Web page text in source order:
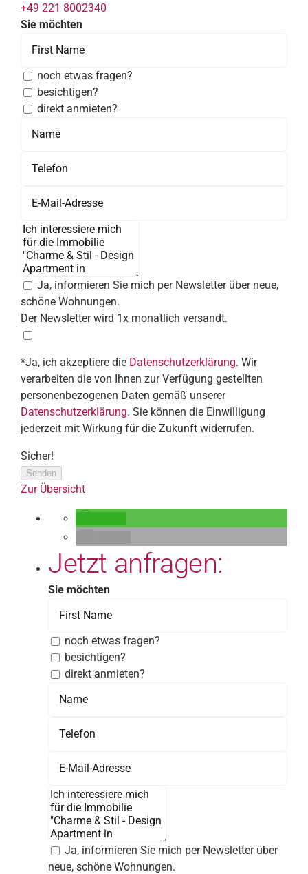
+49 221 8002340
Sie möchten
noch etwas fragen?
besichtigen?
direkt anmieten?
Ja, informieren Sie mich per Newsletter über neue,
schöne Wohnungen.
Der Newsletter wird 1x monatlich versandt.
*Ja, ich akzeptiere die Datenschutzerklärung. Wir
verarbeiten die von Ihnen zur Verfügung gestellten
personenbezogenen Daten gemäß unserer
Datenschutzerklärung. Sie können die Einwilligung
jederzeit mit Wirkung für die Zukunft widerrufen.
Sicher!
Senden
Zur Übersicht
Jetzt anfragen:
Sie möchten
noch etwas fragen?
besichtigen?
direkt anmieten?
Ja, informieren Sie mich per Newsletter über
neue, schöne Wohnungen.